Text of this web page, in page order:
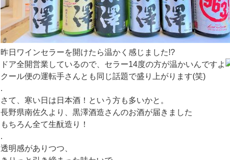
昨日ワインセラーを開けたら温かく感じました!?
ドア全開営業しているので、セラー14度の方が温かいんですよ
クール便の運転手さんとも同じ話題で盛り上がります(笑)
.
さて、寒い日は日本酒！という方も多いかと。
長野県南佐久より、黒澤酒造さんのお酒が届きました
もちろん全て生酛造り！
.
透明感がありつつ、